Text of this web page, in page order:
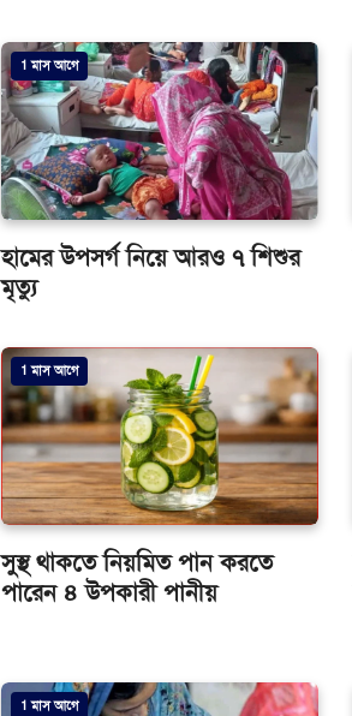
1 মাস আগে
হামের উপসর্গ নিয়ে আরও ৭ শিশুর
মৃত্যু
1 মাস আগে
সুস্থ থাকতে নিয়মিত পান করতে
পারেন ৪ উপকারী পানীয়
1 মাস আগে